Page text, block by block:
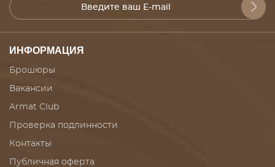
ИНФОРМАЦИЯ
Брошюры
Вакансии
Armat Club
Проверка подлинности
Контакты
Публичная оферта